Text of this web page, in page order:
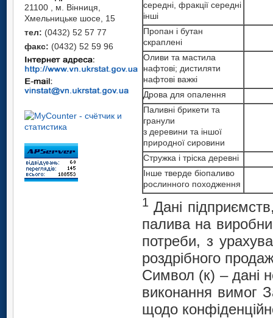
21100 , м. Вінниця,
Хмельницьке шосе, 15
тел: (0432) 52 57 77
факс: (0432) 52 59 96
середні, фракції середні
інші
Пропан і бутан
скраплені
Оливи та мастила
нафтові; дистиляти
нафтові важкі
Дрова для опалення
Паливні брикети та
гранули
з деревини та іншої
природної сировини
Стружка і тріска деревні
Інше тверде біопаливо
рослинного походження
1 Дані
палива на
потреби, з
роздрібного
Символ (к) – дані
виконання вимог
щодо